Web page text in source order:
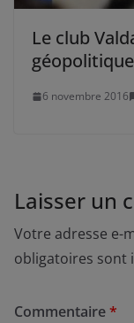
Le club
6 novembre 2016
Laisser un
Votre adresse e-
obligatoires sont
Commentaire*